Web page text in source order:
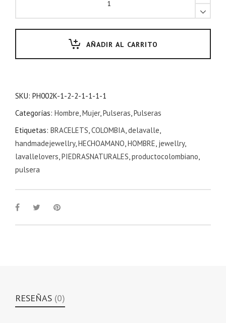
AÑADIR AL CARRITO
SKU: PH002K-1-2-2-1-1-1-1
Categorías: Hombre,Mujer,Pulseras,Pulseras
Etiquetas: BRACELETS,COLOMBIA,delavalle,
handmadejewellry,HECHOAMANO,HOMBRE, jewellry,
lavallelovers,PIEDRASNATURALES,productocolombiano,
pulsera
RESEÑAS (0)